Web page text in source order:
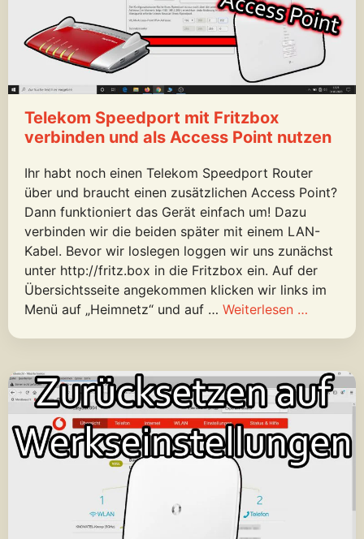
Telekom Speedport mit Fritzbox
verbinden und als Access Point nutzen
Ihr habt noch einen Telekom Speedport Router
über und braucht einen zusätzlichen Access Point?
Dann funktioniert das Gerät einfach um! Dazu
verbinden wir die beiden später mit einem LAN-
Kabel. Bevor wir loslegen loggen wir uns zunächst
unter http://fritz.box in die Fritzbox ein. Auf der
Übersichtsseite angekommen klicken wir links im
Menü auf „Heimnetz“ und auf … Weiterlesen …